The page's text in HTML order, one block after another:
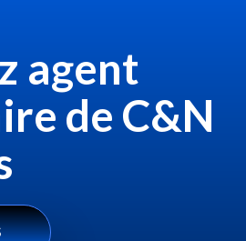
agent
de C&N